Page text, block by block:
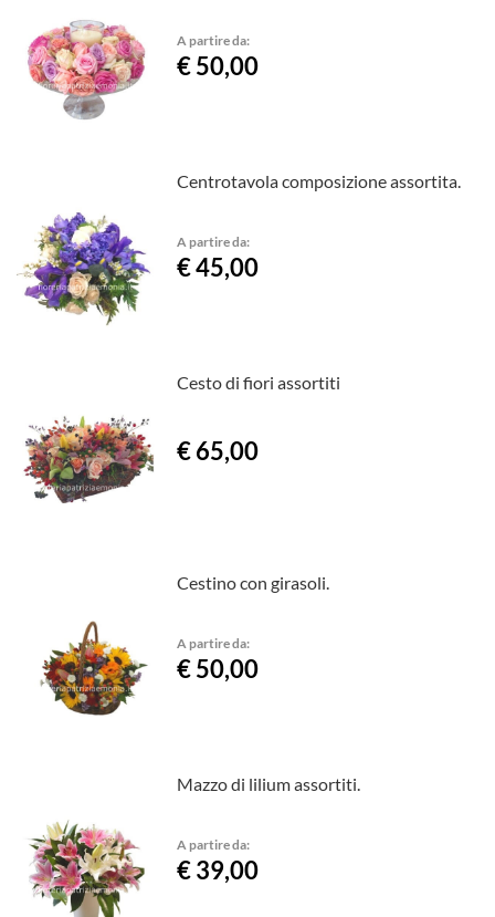
A partire da:
€ 50,00
Centrotavola composizione assortita.
A partire da:
€ 45,00
Cesto di fiori assortiti
€ 65,00
Cestino con girasoli.
A partire da:
€ 50,00
Mazzo di lilium assortiti.
A partire da:
€ 39,00